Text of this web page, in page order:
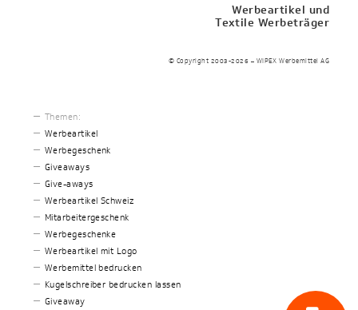
Werbeartikel und
Textile Werbeträger
© Copyright 2003-2026 – WIPEX Werbemittel AG
Themen:
Werbeartikel
Werbegeschenk
Giveaways
Give-aways
Werbeartikel Schweiz
Mitarbeitergeschenk
Werbegeschenke
Werbeartikel mit Logo
Werbemittel bedrucken
Kugelschreiber bedrucken lassen
Giveaway